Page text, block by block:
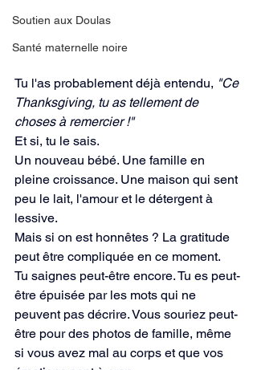
Soutien aux Doulas
Santé maternelle noire
Tu l'as probablement déjà entendu, "Ce
Thanksgiving, tu as tellement de
choses à remercier !"
Et si, tu le sais.
Un nouveau bébé. Une famille en
pleine croissance. Une maison qui sent
peu le lait, l'amour et le détergent à
lessive.
Mais si on est honnêtes ? La gratitude
peut être compliquée en ce moment.
Tu saignes peut-être encore. Tu es peut-
être épuisée par les mots qui ne
peuvent pas décrire. Vous souriez peut-
être pour des photos de famille, même
si vous avez mal au corps et que vos